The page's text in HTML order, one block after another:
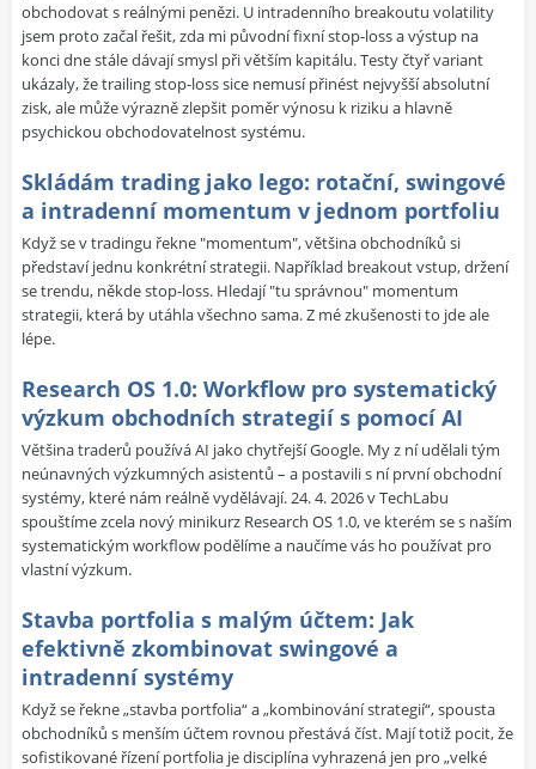
obchodovat s reálnými penězi. U intradenního breakoutu volatility
jsem proto začal řešit, zda mi původní fixní stop-loss a výstup na
konci dne stále dávají smysl při větším kapitálu. Testy čtyř variant
ukázaly, že trailing stop-loss sice nemusí přinést nejvyšší absolutní
zisk, ale může výrazně zlepšit poměr výnosu k riziku a hlavně
psychickou obchodovatelnost systému.
Skládám trading jako lego: rotační, swingové
a intradenní momentum v jednom portfoliu
Když se v tradingu řekne "momentum", většina obchodníků si
představí jednu konkrétní strategii. Například breakout vstup, držení
se trendu, někde stop-loss. Hledají "tu správnou" momentum
strategii, která by utáhla všechno sama. Z mé zkušenosti to jde ale
lépe.
Research OS 1.0: Workflow pro systematický
výzkum obchodních strategií s pomocí AI
Většina traderů používá AI jako chytřejší Google. My z ní udělali tým
neúnavných výzkumných asistentů – a postavili s ní první obchodní
systémy, které nám reálně vydělávají. 24. 4. 2026 v TechLabu
spouštíme zcela nový minikurz Research OS 1.0, ve kterém se s naším
systematickým workflow podělíme a naučíme vás ho používat pro
vlastní výzkum.
Stavba portfolia s malým účtem: Jak
efektivně zkombinovat swingové a
intradenní systémy
Když se řekne „stavba portfolia“ a „kombinování strategií“, spousta
obchodníků s menším účtem rovnou přestává číst. Mají totiž pocit, že
sofistikované řízení portfolia je disciplína vyhrazená jen pro „velké